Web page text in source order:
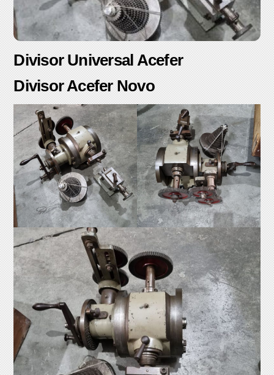
Divisor Universal Acefer
Divisor Acefer Novo